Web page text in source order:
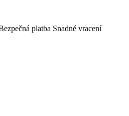
platba Snadné vracení